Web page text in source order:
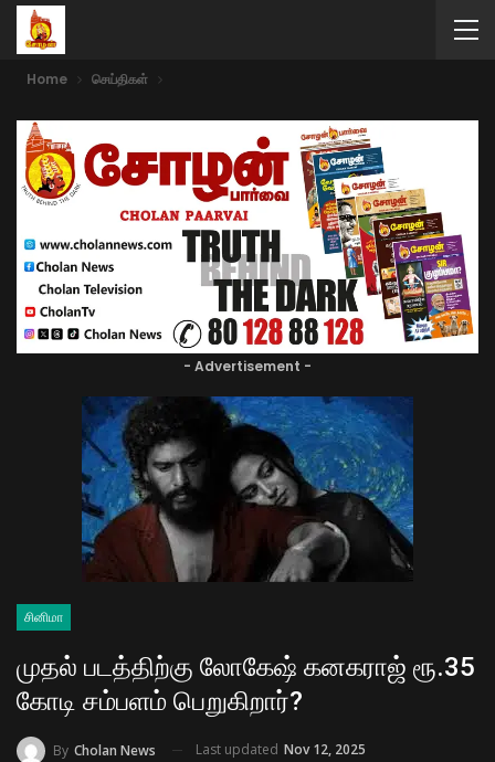
Home செய்திகள்
- Advertisement -
சினிமா
முதல் படத்திற்கு லோகேஷ் கனகராஜ் ரூ.35
கோடி சம்பளம் பெறுகிறார்?
By Cholan News Last updated Nov 12, 2025